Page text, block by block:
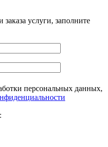
услуги, заполните
персональных данных,